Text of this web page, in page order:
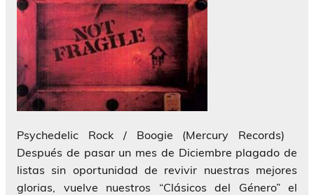
Psychedelic Rock / Boogie (Mercury Records)
Después de pasar un mes de Diciembre plagado de
listas sin oportunidad de revivir nuestras mejores
glorias, vuelve nuestros “Clásicos del Género” el